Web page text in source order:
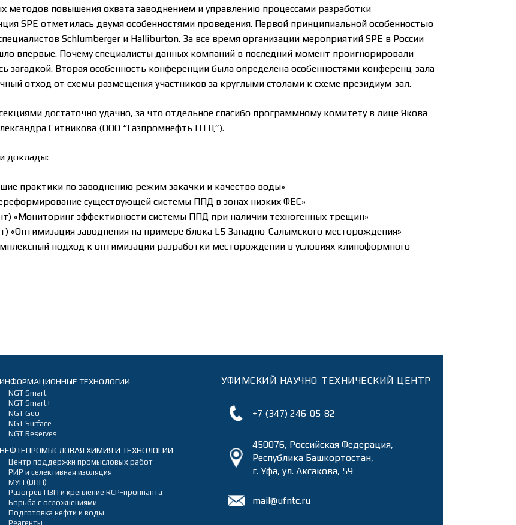
методов повышения охвата заводнением и управлению процессами разработки
SPE отметилась двумя особенностями проведения. Первой принципиальной особенностью
Schlumberger и Halliburton. За все время организации мероприятий SPE в России
впервые. Почему специалисты данных компаний в последний момент проигнорировали
загадкой. Вторая особенность конференции была определена особенностями конференц-зала
отход от схемы размещения участников за круглыми столами к схеме президиум-зал.
достаточно удачно, за что отдельное спасибо программному комитету в лице Якова
Ситникова (ООО “Газпромнефть НТЦ”).
доклады:
практики по заводнению режим закачки и качество воды»
существующей системы ППД в зонах низких ФЕС»
«Мониторинг эффективности системы ППД при наличии техногенных трещин»
заводнения на примере блока L5 Западно-Салымского месторождения»
подход к оптимизации разработки месторождении в условиях клиноформного
ИНФОРМАЦИОННЫЕ ТЕХНОЛОГИИ
NGT Smart
NGT Smart+
NGT Geo
NGT Surface
NGT Reserves
НЕФТЕПРОМЫСЛОВАЯ ХИМИЯ И ТЕХНОЛОГИИ
Центр поддержки промысловых работ
РИР и селективная изоляция
МУН (ВПП)
Разогрев ПЗП и крепление RCP-проппанта
Борьба с осложнениями
Подготовка нефти и воды
Реагенты
УФИМСКИЙ НАУЧНО-ТЕХНИЧЕСКИЙ ЦЕНТР
+7 (347) 246-05-82
450076, Российская Федерация,
Республика Башкортостан,
г. Уфа, ул. Аксакова, 59
mail@ufntc.ru